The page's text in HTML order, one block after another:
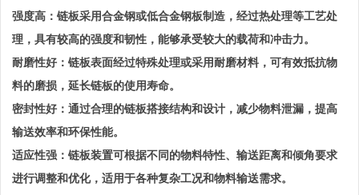
强度高：链板采用合金钢或低合金钢板制造，经过热处理等工艺处
理，具有较高的强度和韧性，能够承受较大的载荷和冲击力。
耐磨性好：链板表面经过特殊处理或采用耐磨材料，可有效抵抗物
料的磨损，延长链板的使用寿命。
密封性好：通过合理的链板搭接结构和设计，减少物料泄漏，提高
输送效率和环保性能。
适应性强：链板装置可根据不同的物料特性、输送距离和倾角要求
进行调整和优化，适用于各种复杂工况和物料输送需求。